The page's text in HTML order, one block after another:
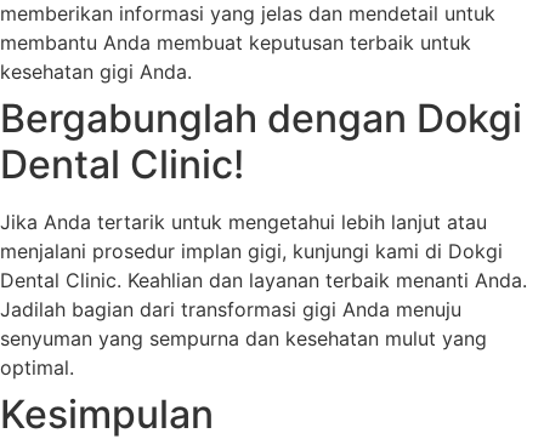
memberikan informasi yang jelas dan mendetail untuk
membantu Anda membuat keputusan terbaik untuk
kesehatan gigi Anda.
Bergabunglah dengan Dokgi
Dental Clinic!
Jika Anda tertarik untuk mengetahui lebih lanjut atau
menjalani prosedur implan gigi, kunjungi kami di Dokgi
Dental Clinic. Keahlian dan layanan terbaik menanti Anda.
Jadilah bagian dari transformasi gigi Anda menuju
senyuman yang sempurna dan kesehatan mulut yang
optimal.
Kesimpulan